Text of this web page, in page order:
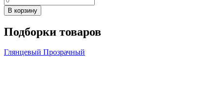
В корзину
Подборки товаров
Глянцевый Прозрачный